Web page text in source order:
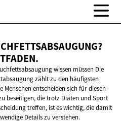
wissen müssen Die
zählt zu den häufigsten
entscheiden sich für diesen
beseitigen, die trotz Diäten und Sport
treffen, ist es wichtig, die damit
Details zu verstehen.